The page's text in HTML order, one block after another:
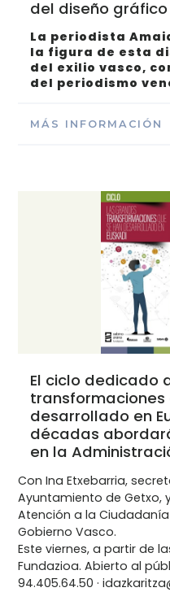
del diseño gráfico
La periodista
la figura de esta
del exilio vasco,
del periodismo
MÁS INFORMACIÓN
El ciclo dedicado
transformaciones
desarrollado en
décadas
en la
Con Ina Etxebarria,
Ayuntamiento de Getxo,
Atención a la
Gobierno Vasco.
Este viernes, a partir de
Fundazioa. Abierto al
94.405.64.50 ·